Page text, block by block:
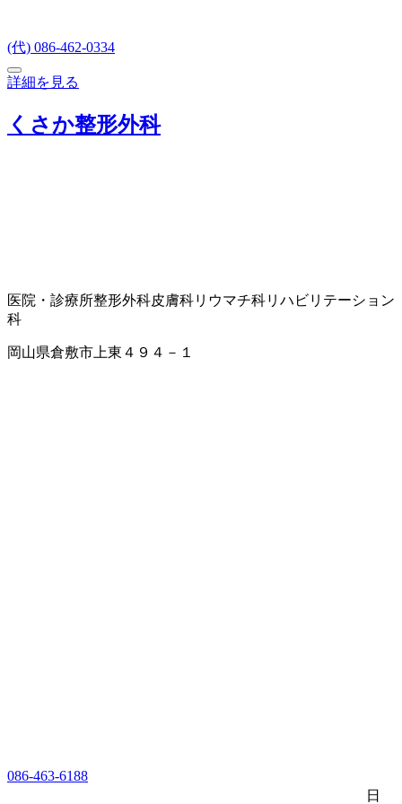
(代) 086-462-0334
詳細を見る
くさか整形外科
医院・診療所整形外科皮膚科リウマチ科リハビリテーション
科
岡山県倉敷市上東４９４－１
086-463-6188
日